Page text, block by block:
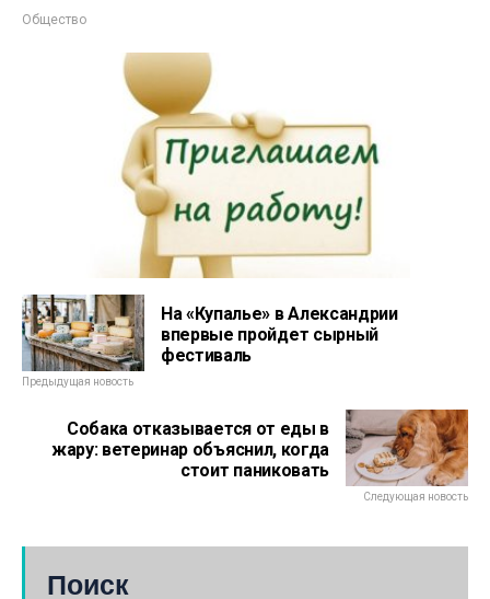
Общество
На «Купалье» в Александрии
впервые пройдет сырный
фестиваль
Предыдущая новость
Собака отказывается от еды в
жару: ветеринар объяснил, когда
стоит паниковать
Следующая новость
Поиск